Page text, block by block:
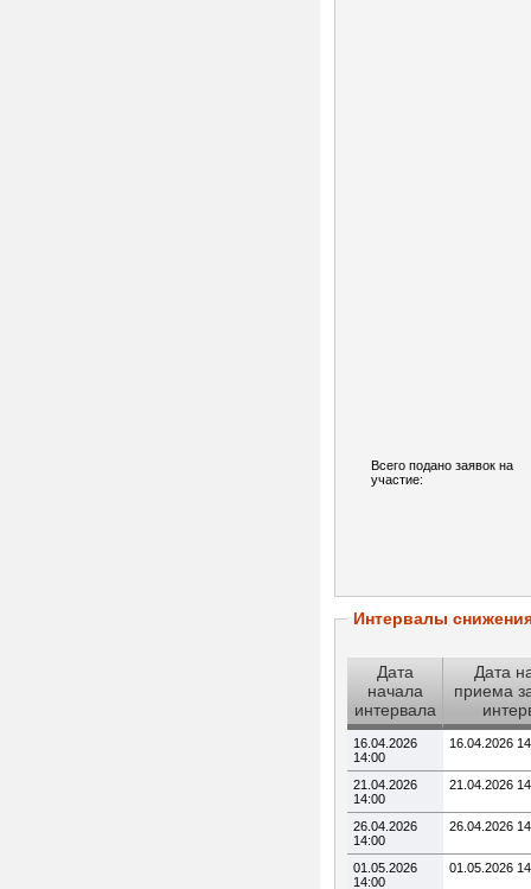
Всего подано заявок на
участие:
Интервалы
Дата
начала
интервала
Дата
приема
16.04.2026
14:00
16.04.2026
21.04.2026
14:00
21.04.2026
26.04.2026
14:00
26.04.2026
01.05.2026
14:00
01.05.2026